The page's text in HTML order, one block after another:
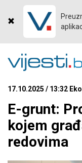
17.10.2025 / 13:32
E-grunt:
kojem
redovima